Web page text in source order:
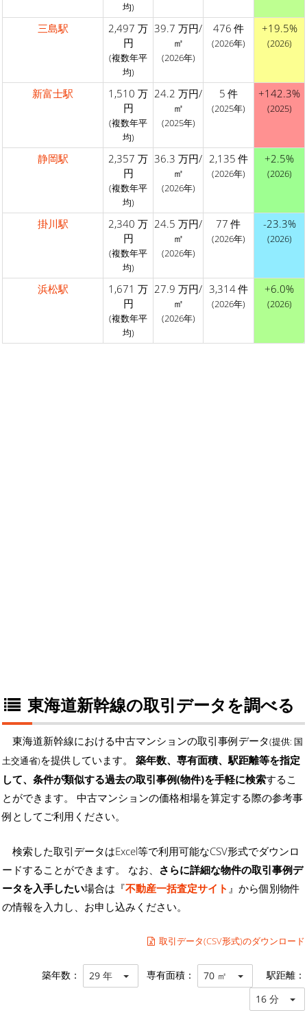
均)
三島駅
2,497 万
円
(複数年平
均)
39.7 万円/
㎡
(2026年)
476 件
(2026年)
+19.5%
(2026)
新富士駅
1,510 万
円
(複数年平
均)
24.2 万円/
㎡
(2025年)
5 件
(2025年)
+142.3%
(2025)
静岡駅
2,357 万
円
(複数年平
均)
36.3 万円/
㎡
(2026年)
2,135 件
(2026年)
+2.5%
(2026)
掛川駅
2,340 万
円
(複数年平
均)
24.5 万円/
㎡
(2026年)
77 件
(2026年)
-23.3%
(2026)
浜松駅
1,671 万
円
(複数年平
均)
27.9 万円/
㎡
(2026年)
3,314 件
(2026年)
+6.0%
(2026)
東海道新幹線の取引データを調べる
東海道新幹線における中古マンションの取引事例データ(提供: 国
土交通省)を提供しています。 築年数、専有面積、駅距離等を指定
して、条件が類似する過去の取引事例(物件)を手軽に検索するこ
とができます。 中古マンションの価格相場を算定する際の参考事
例としてご利用ください。
検索した取引データはExcel等で利用可能なCSV形式でダウンロ
ードすることができます。 なお、 さらに詳細な物件の取引事例デ
ータを入手したい場合は『不動産一括査定サイト 』から個別物件
の情報を入力し、お申し込みください。
取引データ(CSV形式)のダウンロード
築年数： 29 年 専有面積： 70 ㎡ 駅距離：
16 分